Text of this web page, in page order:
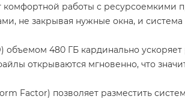
комфортной работы с ресурсоемкими
не закрывая нужные окна, и система
объемом 480 ГБ кардинально
открываются мгновенно, что
Factor) позволяет разместить